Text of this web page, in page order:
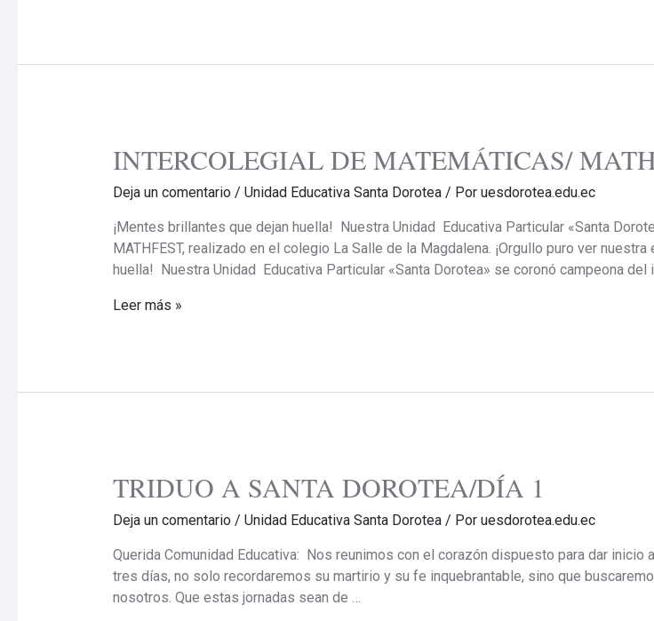
INTERCOLEGIAL DE MATEMÁTICAS/
Deja un comentario / Unidad Educativa Santa Dorotea/ Por uesdorotea.edu.ec
¡Mentes brillantes que dejan huella! Nuestra Unidad Educativa Particular «Santa
MATHFEST, realizado en el colegio La Salle de la Magdalena. ¡Orgullo puro ver
huella! Nuestra Unidad Educativa Particular «Santa Dorotea» se coronó campeona del
INTERCOLEGIAL
DE
MATEMÁTICAS/
2026
Leer más »
TRIDUO A SANTA DOROTEA/DÍA 1
Deja un comentario / Unidad Educativa Santa Dorotea/ Por uesdorotea.edu.ec
Querida Comunidad Educativa: Nos reunimos con el corazón dispuesto para dar inicio
tres días, no solo recordaremos su martirio y su fe inquebrantable, sino que
nosotros. Que estas jornadas sean de …
TRIDUO
A
SANTA
1